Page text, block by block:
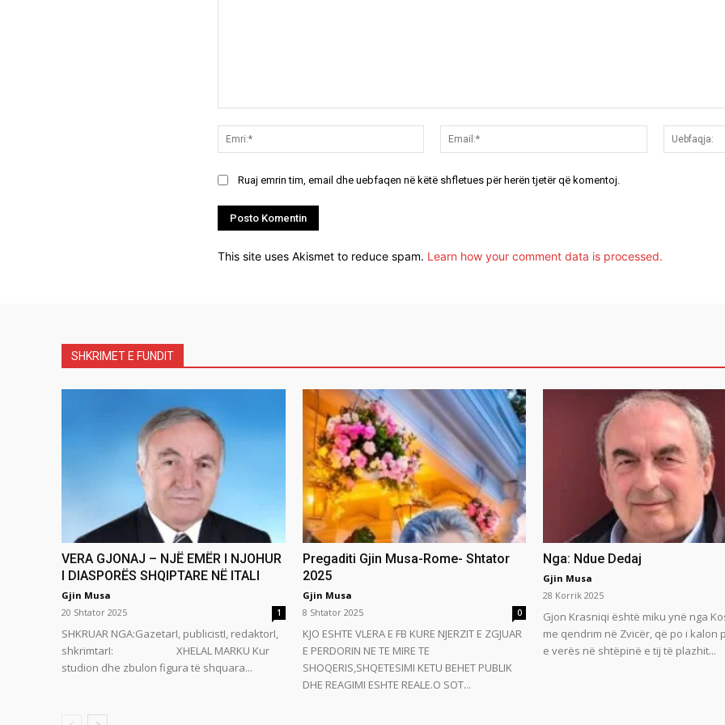
Emri:*
Email:*
Ruaj emrin tim, email dhe uebfaqen në këtë shfletues për herën tjetër që komentoj.
This site uses Akismet to reduce spam. Learn how your comment data is processed.
SHKRIMET E FUNDIT
VERA GJONAJ – NJË EMËR I NJOHUR
I DIASPORËS SHQIPTARE NË ITALI
Gjin Musa
20 Shtator 2025
1
SHKRUAR NGA:GazetarI, publicistI, redaktorI,
shkrimtarI: XHELAL MARKU Kur
studion dhe zbulon figura të shquara...
Pregaditi Gjin Musa-Rome- Shtator
2025
Gjin Musa
8 Shtator 2025
0
KJO ESHTE VLERA E FB KURE NJERZIT E ZGJUAR
E PERDORIN NE TE MIRE TE
SHOQERIS,SHQETESIMI KETU BEHET PUBLIK
DHE REAGIMI ESHTE REALE.O SOT...
Nga: Ndue Dedaj
Gjin Musa
28 Korrik 2025
Gjon Krasniqi është miku ynë nga
me qendrim në Zvicër, që po i kalon
e verës në shtëpinë e tij të plazhit...